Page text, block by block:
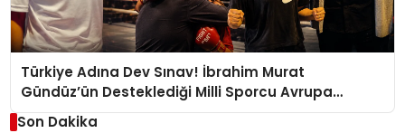
Türkiye Adına Dev Sınav! İbrahim Murat
Gündüz’ün Desteklediği Milli Sporcu Avrupa
Arenasında
Son Dakika